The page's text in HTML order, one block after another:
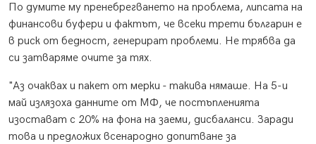
По думите му пренебрегването на проблема, липсата на
финансови буфери и фактът, че всеки трети българин е
в риск от бедност, генерират проблеми. Не трябва да
си затваряме очите за тях.
"Аз очаквах и пакет от мерки - такива нямаше. На 5-и
май излязоха данните от МФ, че постъпленията
изостават с 20% на фона на заеми, дисбаланси. Заради
това и предложих всенародно допитване за